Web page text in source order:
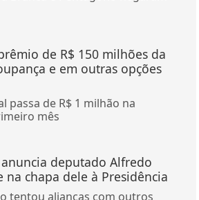
de R$ 150 milhões da
e em outras opções
passa de R$ 1 milhão na
mês
deputado Alfredo
na chapa dele à Presidência
tentou alianças com outros